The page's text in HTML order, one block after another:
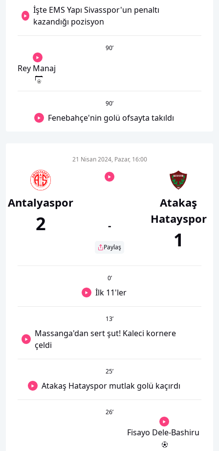
İşte EMS Yapı Sivasspor'un penaltı
kazandığı pozisyon
90’
Rey Manaj
90’
Fenebahçe'nin golü ofsayta takıldı
Antalyaspor
2
21 Nisan 2024, Pazar, 16:00
-
Paylaş
Atakaş
Hatayspor
1
0’
İlk 11'ler
13’
Massanga'dan sert şut! Kaleci kornere
çeldi
25’
Atakaş Hatayspor mutlak golü kaçırdı
26’
Fisayo Dele-Bashiru